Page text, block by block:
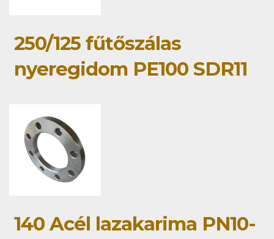
250/125 fűtőszálas
nyeregidom PE100 SDR11
140 Acél lazakarima PN10-